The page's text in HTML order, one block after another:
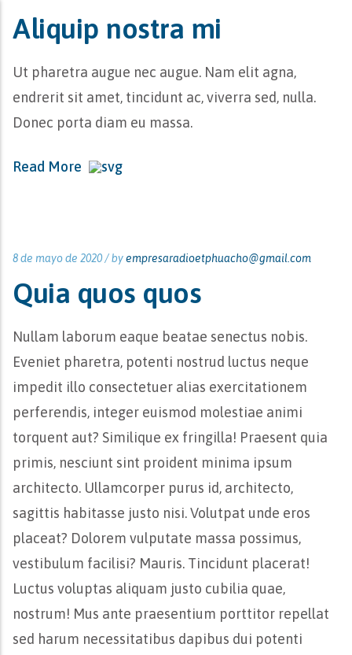
Aliquip nostra mi
Ut pharetra augue nec augue. Nam elit agna,
endrerit sit amet, tincidunt ac, viverra sed, nulla.
Donec porta diam eu massa.
Read More
8 de mayo de 2020 /byempresaradioetphuacho@gmail.com
Quia quos quos
Nullam laborum eaque beatae senectus nobis.
Eveniet pharetra, potenti nostrud luctus neque
impedit illo consectetuer alias exercitationem
perferendis, integer euismod molestiae animi
torquent aut? Similique ex fringilla! Praesent quia
primis, nesciunt sint proident minima ipsum
architecto. Ullamcorper purus id, architecto,
sagittis habitasse justo nisi. Volutpat unde eros
placeat? Dolorem vulputate massa possimus,
vestibulum facilisi? Mauris. Tincidunt placerat!
Luctus voluptas aliquam justo cubilia quae,
nostrum! Mus ante praesentium porttitor repellat
sed harum necessitatibus dapibus dui potenti